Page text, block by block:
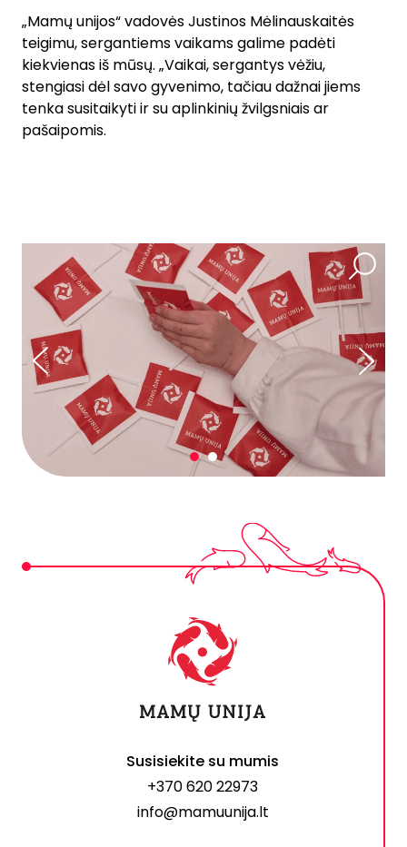
„Mamų unijos“ vadovės Justinos Mėlinauskaitės
teigimu, sergantiems vaikams galime padėti
kiekvienas iš mūsų. „Vaikai, sergantys vėžiu,
stengiasi dėl savo gyvenimo, tačiau dažnai jiems
tenka susitaikyti ir su aplinkinių žvilgsniais ar
pašaipomis.
Susisiekite su mumis
+370 620 22973
info@mamuunija.lt